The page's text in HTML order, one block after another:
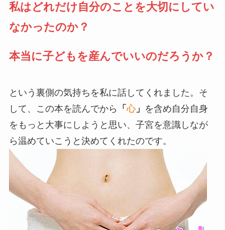
私はどれだけ自分のことを大切にしてい
なかったのか？
本当に子どもを産んでいいのだろうか？
という裏側の気持ちを私に話してくれました。そ
して、この本を読んでから
「心」 を含め自分自身
をもっと大事にしようと思い、子宮を意識しなが
ら温めていこうと決めてくれたのです。